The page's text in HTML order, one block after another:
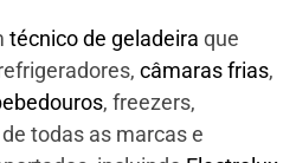
técnico de geladeira que
câmaras frias,
, freezers,
de todas as marcas e